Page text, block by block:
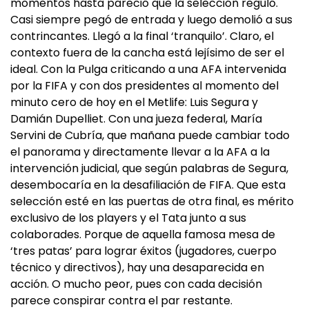
Casi siempre pegó de entrada y luego demolió a sus
contrincantes. Llegó a la final ‘tranquilo’. Claro, el
contexto fuera de la cancha está lejísimo de ser el
ideal. Con la Pulga criticando a una AFA intervenida
por la FIFA y con dos presidentes al momento del
minuto cero de hoy en el Metlife: Luis Segura y
Damián Dupelliet. Con una jueza federal, María
Servini de Cubría, que mañana puede cambiar todo
el panorama y directamente llevar a la AFA a la
intervención judicial, que según palabras de Segura,
desembocaría en la desafiliación de FIFA. Que esta
selección esté en las puertas de otra final, es mérito
exclusivo de los players y el Tata junto a sus
colaborades. Porque de aquella famosa mesa de
‘tres patas’ para lograr éxitos (jugadores, cuerpo
técnico y directivos), hay una desaparecida en
acción. O mucho peor, pues con cada decisión
parece conspirar contra el par restante.